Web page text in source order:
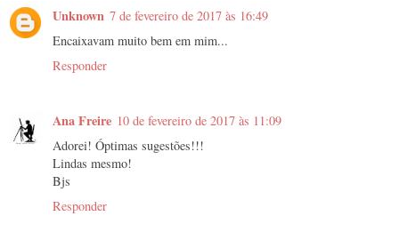
Unknown 7 de fevereiro de 2017 às 16:49
Encaixavam muito bem em mim...
Responder
Ana Freire 10 de fevereiro de 2017 às 11:09
Adorei! Óptimas sugestões!!!
Lindas mesmo!
Bjs
Responder